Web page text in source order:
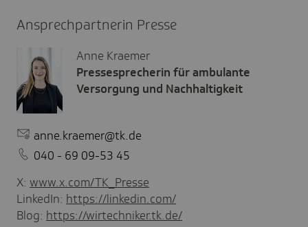
Ansprechpartnerin Presse
Anne Kraemer
Pressesprecherin für ambulante
Versorgung und Nachhaltigkeit
anne.kraemer@tk.de
040 - 69 09-53 45
X: www.x.com/TK_Presse
LinkedIn: https://linkedin.com/
Blog: https://wirtechniker.tk.de/